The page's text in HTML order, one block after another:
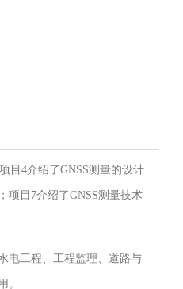
目4介绍了GNSS测量的设计
项目7介绍了GNSS测量技术
电工程、工程监理、道路与
。